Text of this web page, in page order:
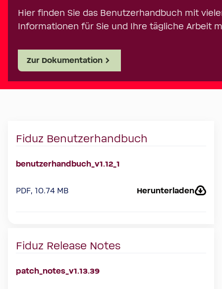
Hier finden Sie das Benutzerhandbuch mit
Informationen für Sie und Ihre tägliche Arbeit
Zur Dokumentation
Fiduz Benutzerhandbuch
benutzerhandbuch_v1.12_1
PDF, 10.74 MB Herunterladen
Fiduz Release Notes
patch_notes_v1.13.39